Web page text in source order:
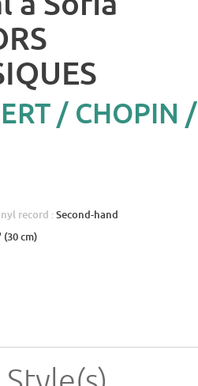
/ CHOPIN /
record :Second-hand
(30 cm)